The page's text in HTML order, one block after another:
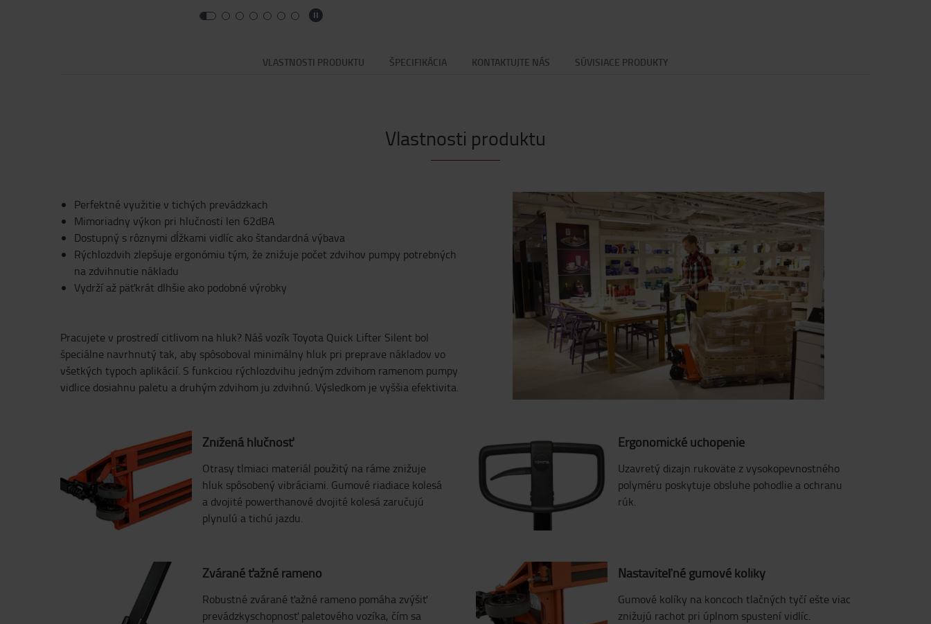
VLASTNOSTI PRODUKTU ŠPECIFIKÁCIA KONTAKTUJTE NÁS SÚVISIACE PRODUKTY
Vlastnosti produktu
Perfektné využitie v tichých prevádzkach
Mimoriadny výkon pri hlučnosti len 62dBA
Dostupný s rôznymi dĺžkami vidlíc ako štandardná výbava
Rýchlozdvih zlepšuje ergonómiu tým, že znižuje počet zdvihov pumpy potrebných
na zdvihnutie nákladu
Vydrží až päťkrát dlhšie ako podobné výrobky
Pracujete v prostredí citlivom na hluk? Náš vozík Toyota Quick Lifter Silent bol
špeciálne navrhnutý tak, aby spôsoboval minimálny hluk pri preprave nákladov vo
všetkých typoch aplikácií. S funkciou rýchlozdvihu jedným zdvihom ramenom pumpy
vidlice dosiahnu paletu a druhým zdvihom ju zdvihnú. Výsledkom je vyššia efektivita.
Znížená hlučnosť
Otrasy tlmiaci materiál použitý na ráme znižuje
hluk spôsobený vibráciami. Gumové riadiace kolesá
a dvojité powerthanové dvojité kolesá zaručujú
plynulú a tichú jazdu.
Ergonomické uchopenie
Uzavretý dizajn rukoväte z vysokopevnostného
polyméru poskytuje obsluhe pohodlie a ochranu
rúk.
Zvárané ťažné rameno
Robustné zvárané ťažné rameno pomáha zvýšiť
prevádzkyschopnosť paletového vozíka, čím sa
Nastaviteľné gumové kolíky
Gumové kolíky na koncoch tlačných tyčí ešte viac
znižujú rachot pri úplnom spustení vidlíc.